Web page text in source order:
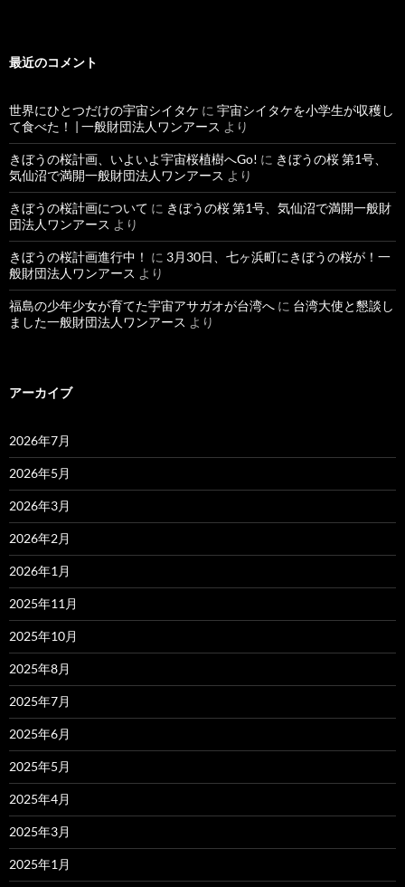
最近のコメント
世界にひとつだけの宇宙シイタケ に 宇宙シイタケを小学生が収穫し
て食べた！ | 一般財団法人ワンアース より
きぼうの桜計画、いよいよ宇宙桜植樹へGo! に きぼうの桜 第1号、
気仙沼で満開一般財団法人ワンアース より
きぼうの桜計画について に きぼうの桜 第1号、気仙沼で満開一般財
団法人ワンアース より
きぼうの桜計画進行中！ に 3月30日、七ヶ浜町にきぼうの桜が！一
般財団法人ワンアース より
福島の少年少女が育てた宇宙アサガオが台湾へ に 台湾大使と懇談し
ました一般財団法人ワンアース より
アーカイブ
2026年7月
2026年5月
2026年3月
2026年2月
2026年1月
2025年11月
2025年10月
2025年8月
2025年7月
2025年6月
2025年5月
2025年4月
2025年3月
2025年1月